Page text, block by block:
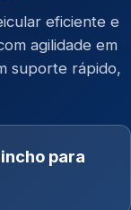
eficiente e
agilidade em
suporte rápido,
para